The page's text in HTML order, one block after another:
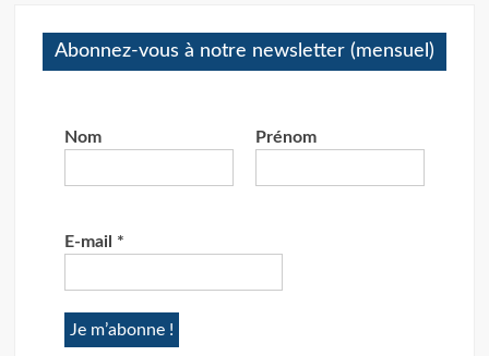
Abonnez-vous à notre newsletter (mensuel)
Nom Prénom
E-mail *